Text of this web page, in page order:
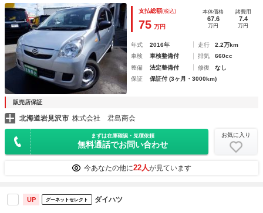
ス ＣＤ 純正セキュリティ ドアバイザー レベライザー
支払総額(税込)
75 万円
本体価格
67.6
万円
諸費用
7.4
万円
年式 2016年 走行
2.2万km
車検
車検整備付 排気
660cc
整備
法定整備付 修復
なし
保証
保証付 (3ヶ月・3000km)
販売店保証
北海道岩見沢市 株式会社 君島商会
まずは在庫確認・見積依頼
無料通話でお問い合わせ
お気に入り
今あなたの他に22人が見ています
UP グーネットセレクト ダイハツ